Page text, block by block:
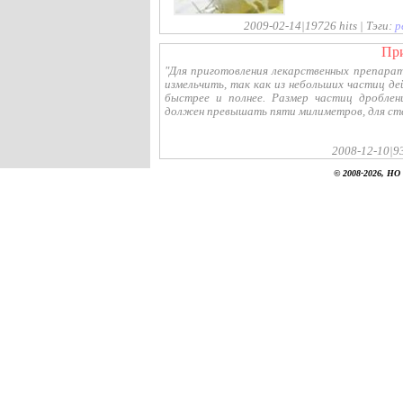
2009-02-14|19726 hits | Тэги:
"Для приготовления лекарственных
измельчить, так как из небольших частиц
быстрее и полнее. Размер частиц
должен превышать пяти милиметров, для
2008-12-
© 2008-2026,